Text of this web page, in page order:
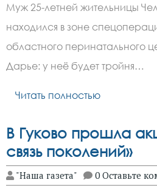
Муж 25-летней жительницы
находился в зоне
областного перинатального
Дарье: у неё будет тройня…
Читать полностью
В Гуково прошла
связь поколений»
"Наша газета" 0 Оставьте